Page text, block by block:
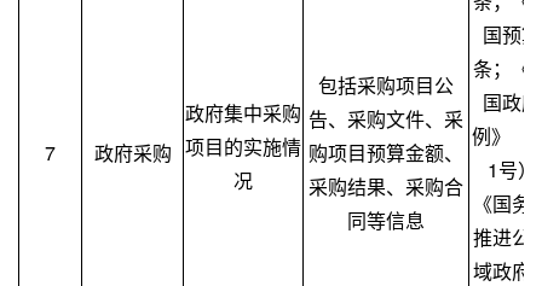
7 政府采购
政府集中采购
项目的实施情
况
包括采购项目公
告、采购文件、采
购项目预算金额、
采购结果、采购合
同等信息
国预
条；《
国政
例》（
1号
《国
推进公
域政府